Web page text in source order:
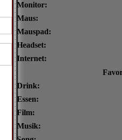
Monitor:
Maus:
Mauspad:
Headset:
Internet:
Drink:
Essen:
Film:
Musik: